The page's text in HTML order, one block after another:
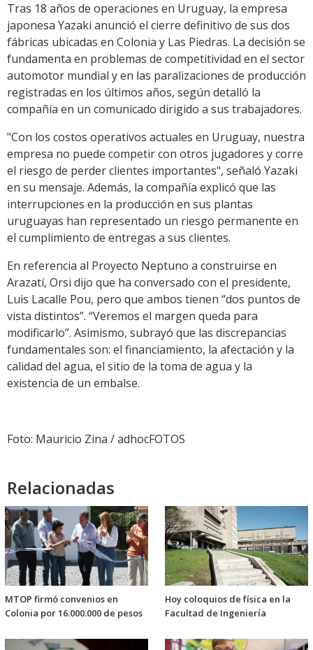
Tras 18 años de operaciones en Uruguay, la empresa
japonesa Yazaki anunció el cierre definitivo de sus dos
fábricas ubicadas en Colonia y Las Piedras. La decisión se
fundamenta en problemas de competitividad en el sector
automotor mundial y en las paralizaciones de producción
registradas en los últimos años, según detalló la
compañía en un comunicado dirigido a sus trabajadores.
"Con los costos operativos actuales en Uruguay, nuestra
empresa no puede competir con otros jugadores y corre
el riesgo de perder clientes importantes", señaló Yazaki
en su mensaje. Además, la compañía explicó que las
interrupciones en la producción en sus plantas
uruguayas han representado un riesgo permanente en
el cumplimiento de entregas a sus clientes.
En referencia al Proyecto Neptuno a construirse en
Arazatí, Orsi dijo que ha conversado con el presidente,
Luis Lacalle Pou, pero que ambos tienen “dos puntos de
vista distintos”. “Veremos el margen queda para
modificarlo”. Asimismo, subrayó que las discrepancias
fundamentales son: el financiamiento, la afectación y la
calidad del agua, el sitio de la toma de agua y la
existencia de un embalse.
Foto: Mauricio Zina / adhocFOTOS
Relacionadas
MTOP firmó convenios en
Colonia por 16.000.000 de pesos
Hoy coloquios de física en la
Facultad de Ingeniería